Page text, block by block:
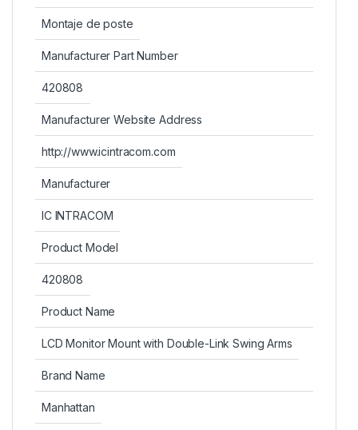
Montaje de poste
Manufacturer Part Number
420808
Manufacturer Website Address
http://www.icintracom.com
Manufacturer
IC INTRACOM
Product Model
420808
Product Name
LCD Monitor Mount with Double-Link Swing Arms
Brand Name
Manhattan